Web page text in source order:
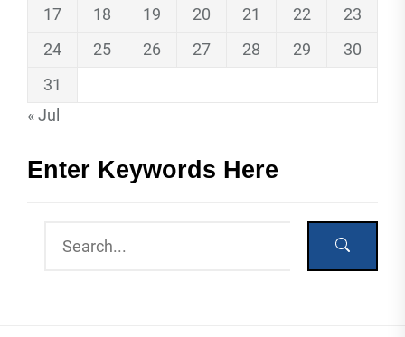
17
18 19 20 21 22
23
24
25 26 27 28 29
30
31
« Jul
Enter Keywords Here